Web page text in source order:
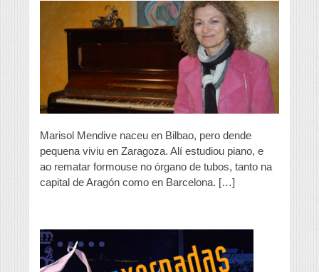
“O
lugar,
instrumento
a
beleza
sonora
impresiona
estudantes”
Marisol Mendive naceu en Bilbao, pero dende
pequena viviu en Zaragoza. Alí estudiou piano, e
ao rematar formouse no órgano de tubos, tanto na
capital de Aragón como en Barcelona. […]